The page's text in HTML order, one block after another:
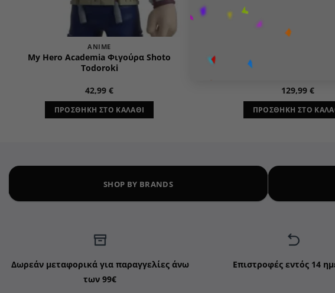
ANIME
My Hero Academia Φιγούρα Shoto
Todoroki
42,99 €
ΠΡΟΣΘΉΚΗ ΣΤΟ ΚΑΛΆΘΙ
Star Wars The
Αγαλματίδιο Bo-Katan
129,99 €
ΠΡΟΣΘΉΚΗ ΣΤΟ
SHOP BY BRANDS
Δωρεάν μεταφορικά για παραγγελίες άνω
των 99€
Επιστροφές εντός 14